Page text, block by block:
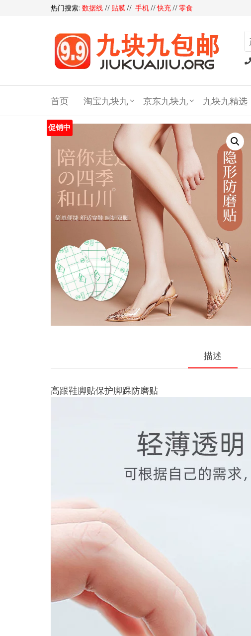
热门搜索: 数据线 // 贴膜// 手机//快充//零食
九包
邮,9
块9包
邮,9.9
元包
邮,九
块九
官网
首页 淘宝九块九 京东九块九 九块九精选
促销中
描述
高跟鞋脚贴保护脚踝防磨贴